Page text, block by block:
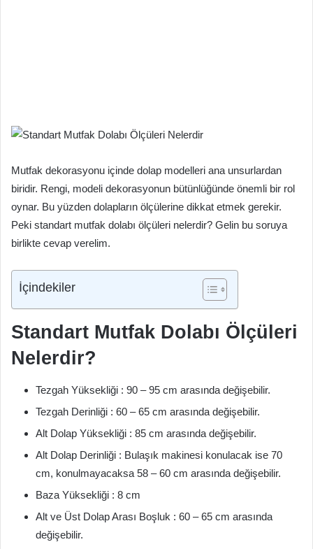
Mutfak dekorasyonu içinde dolap modelleri ana unsurlardan
biridir. Rengi, modeli dekorasyonun bütünlüğünde önemli bir rol
oynar. Bu yüzden dolapların ölçülerine dikkat etmek gerekir.
Peki standart mutfak dolabı ölçüleri nelerdir? Gelin bu soruya
birlikte cevap verelim.
İçindekiler
Standart Mutfak Dolabı Ölçüleri
Nelerdir?
Tezgah Yüksekliği : 90 – 95 cm arasında değişebilir.
Tezgah Derinliği : 60 – 65 cm arasında değişebilir.
Alt Dolap Yüksekliği : 85 cm arasında değişebilir.
Alt Dolap Derinliği : Bulaşık makinesi konulacak ise 70
cm, konulmayacaksa 58 – 60 cm arasında değişebilir.
Baza Yüksekliği : 8 cm
Alt ve Üst Dolap Arası Boşluk : 60 – 65 cm arasında
değişebilir.